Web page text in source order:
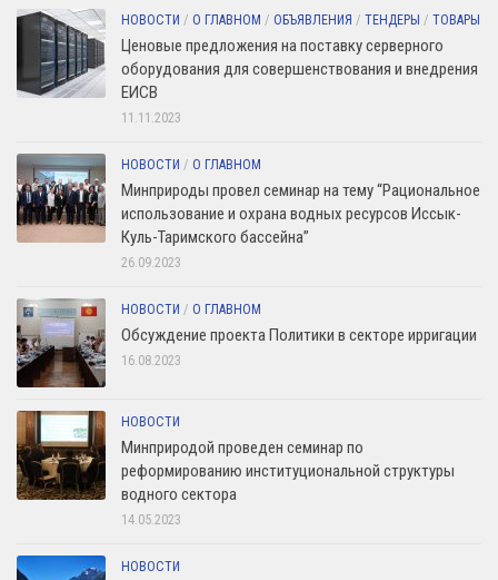
НОВОСТИ / О ГЛАВНОМ / ОБЪЯВЛЕНИЯ / ТЕНДЕРЫ / ТОВАРЫ
Ценовые предложения на поставку серверного
оборудования для совершенствования и внедрения
ЕИСВ
11.11.2023
НОВОСТИ / О ГЛАВНОМ
Минприроды провел семинар на тему “Рациональное
использование и охрана водных ресурсов Иссык-
Куль-Таримского бассейна”
26.09.2023
НОВОСТИ / О ГЛАВНОМ
Обсуждение проекта Политики в секторе ирригации
16.08.2023
НОВОСТИ
Минприродой проведен семинар по
реформированию институциональной структуры
водного сектора
14.05.2023
НОВОСТИ